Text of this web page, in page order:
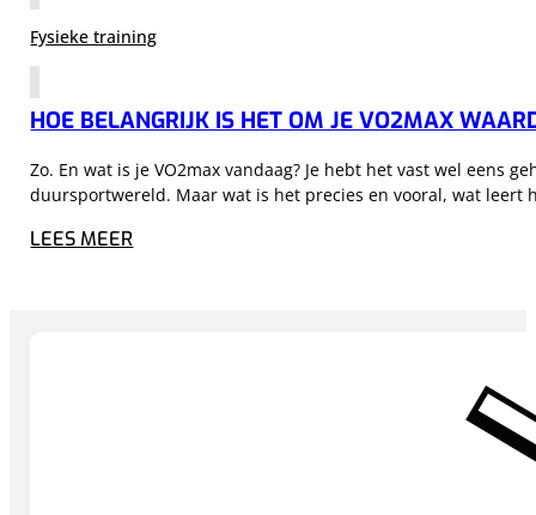
Fysieke training
HOE BELANGRIJK IS HET OM JE VO2MAX
Zo. En wat is je VO2max vandaag? Je hebt het vast wel
duursportwereld. Maar wat is het precies en vooral, wat
LEES MEER